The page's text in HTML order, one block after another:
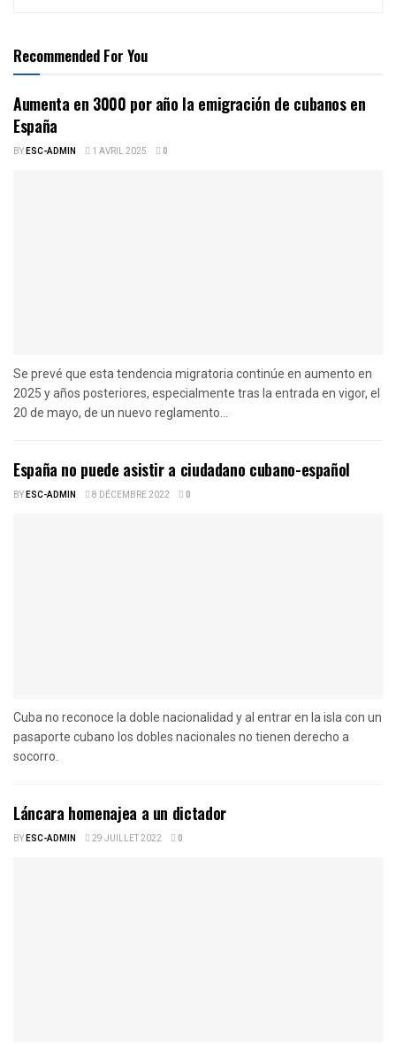
Recommended For You
Aumenta en 3000 por año la emigración de cubanos en
España
BYESC-ADMIN 1 AVRIL 2025 0
Se prevé que esta tendencia migratoria continúe en aumento en
2025 y años posteriores, especialmente tras la entrada en vigor, el
20 de mayo, de un nuevo reglamento...
España no puede asistir a ciudadano cubano-español
BYESC-ADMIN 8 DÉCEMBRE 2022 0
Cuba no reconoce la doble nacionalidad y al entrar en la isla con un
pasaporte cubano los dobles nacionales no tienen derecho a
socorro.
Láncara homenajea a un dictador
BYESC-ADMIN 29 JUILLET 2022 0